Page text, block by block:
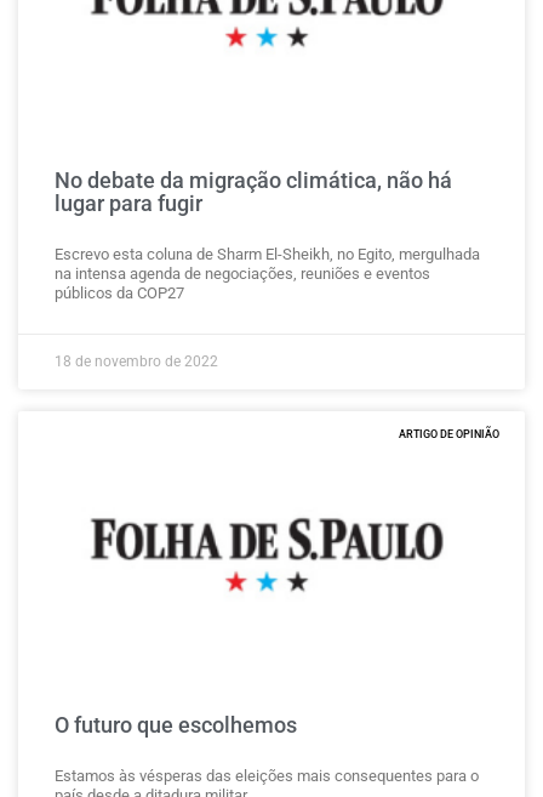
No debate da migração climática, não há
lugar para fugir
Escrevo esta coluna de Sharm El-Sheikh, no Egito, mergulhada
na intensa agenda de negociações, reuniões e eventos
públicos da COP27
18 de novembro de 2022
ARTIGO DE OPINIÃO
O futuro que escolhemos
Estamos às vésperas das eleições mais consequentes para o